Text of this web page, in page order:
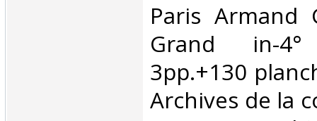
‎Paris Armand
Grand in-
3pp.+130
Archives de la